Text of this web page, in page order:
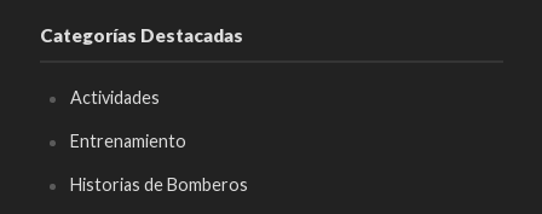
Categorías Destacadas
Actividades
Entrenamiento
Historias de Bomberos